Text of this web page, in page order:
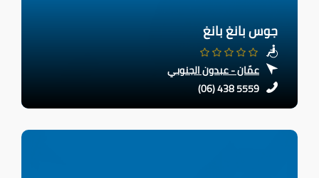
جوس بانغ بانغ
عمّان - عبدون الجنوبي
(06) 438 5559